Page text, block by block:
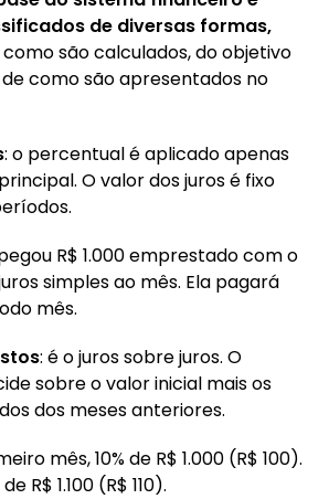
de diversas formas,
são calculados, do objetivo
como são apresentados no
: o percentual é aplicado apenas
O valor dos juros é fixo
R$ 1.000 emprestado com o
simples ao mês. Ela pagará
mês.
: é o juros sobre juros. O
sobre o valor inicial mais os
dos meses anteriores.
mês, 10% de R$ 1.000 (R$ 100).
R$ 1.100 (R$ 110).